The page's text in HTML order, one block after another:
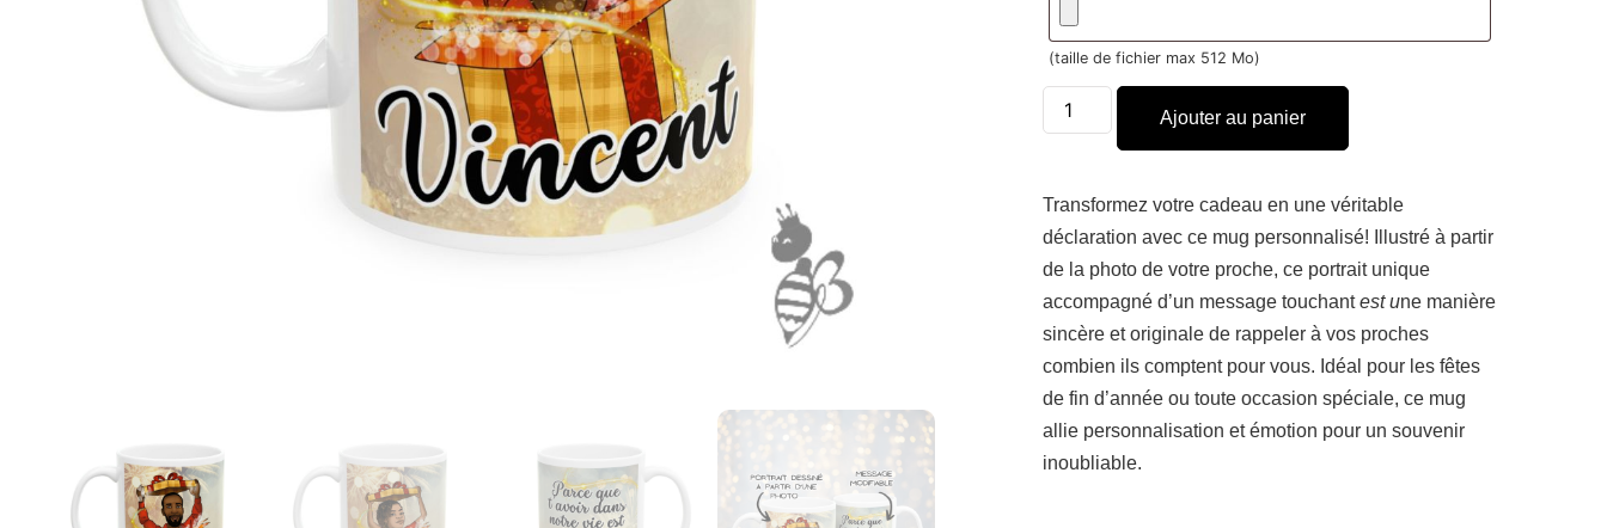
(taille de fichier max 512 Mo)
Ajouter au panier
Transformez votre cadeau en une véritable
déclaration avec ce mug personnalisé! Illustré à partir
de la photo de votre proche, ce portrait unique
accompagné d’un message touchantest une manière
sincère et originale de rappeler à vos proches
combien ils comptent pour vous. Idéal pour les fêtes
de fin d’année ou toute occasion spéciale, ce mug
allie personnalisation et émotion pour un souvenir
inoubliable.